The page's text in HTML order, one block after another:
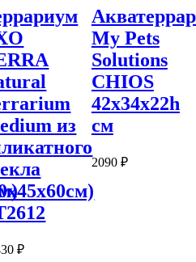
из
₽
My Pets
Solutions
CHIOS
42x34x22h
см
2090 ₽